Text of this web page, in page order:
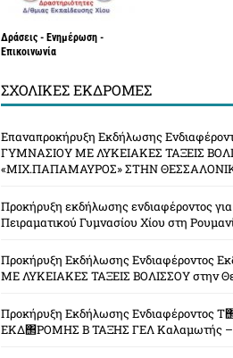
Δράσεις - Ενημέρωση -
Επικοινωνία
ΣΧΟΛΙΚΈΣ ΕΚΔΡΟΜΈΣ
Επαναπροκήρυξη Εκδήλωσης
ΓΥΜΝΑΣΙΟΥ ΜΕ ΛΥΚΕΙΑΚΕΣ ΤΑΞΕΙΣ
«ΜΙΧ.ΠΑΠΑΜΑΥΡΟΣ» ΣΤΗΝ
Προκήρυξη εκδήλωσης ενδιαφέροντος
Πειραματικού Γυμνασίου Χίου στη
Προκήρυξη Εκδήλωσης Ενδιαφέροντος
ΜΕ ΛΥΚΕΙΑΚΕΣ ΤΑΞΕΙΣ ΒΟΛΙΣΣΟΥ στην
Προκήρυξη Εκδήλωσης Ενδιαφέροντος
ΕΚΔ΢ΡΟΜΗΣ Β ΤΑΞΗΣ ΓΕΛ Καλαμωτής